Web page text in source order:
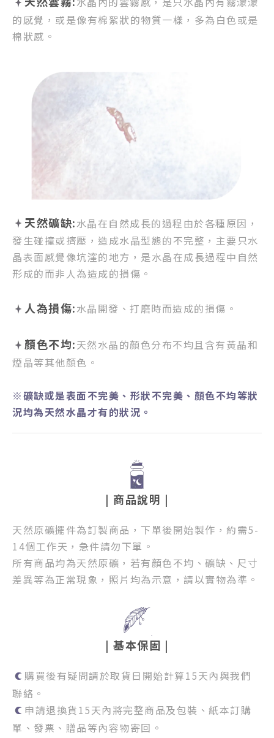
的感覺， 或是像有棉絮狀的物質一樣， 多為白色或是
棉狀感。
天然礦缺:水晶在自然成長的過程由於各種原因，
發生碰撞或擠壓， 造成水晶型態的不完整， 主要只水
晶表面感覺像坑漥的地方， 是水晶在成長過程中自然
形成的而非人為造成的損傷。
人為損傷:水晶開發、打磨時而造成的損傷。
顏色不均:天然水晶的顏色分布不均且含有黃晶和
煙晶等其他顏色。
※礦缺或是表面不完美、形狀不完美、顏色不均等狀
況均為天然水晶才有的狀況。
| 商品說明 |
天然原礦擺件為訂製商品，下單後開始製作，約需5-
14個工作天，急件請勿下單。
所有商品均為天然原礦，若有顏色不均、礦缺、尺寸
差異等為正常現象，照片均為示意，請以實物為準。
| 基本保固 |
購買後有疑問請於取貨日開始計算15天內與我們
聯絡。
申請退換貨15天內將完整商品及包裝、紙本訂購
單、發票、贈品等內容物寄回。